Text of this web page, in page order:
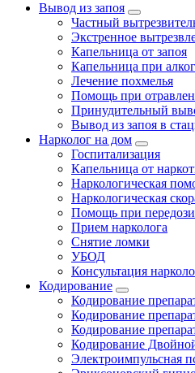
Вывод из запоя
Частный
Экстренное
Капельница от запоя
Капельница при
Лечение похмелья
Помощь при
Принудительный
Вывод из запоя в
Нарколог на дом
Госпитализация
Капельница от
Наркологическая
Наркологическая
Помощь при
Прием нарколога
Снятие ломки
УБОД
Консультация
Кодирование
Кодирование
Кодирование
Кодирование
Кодирование
Электроимпульсная